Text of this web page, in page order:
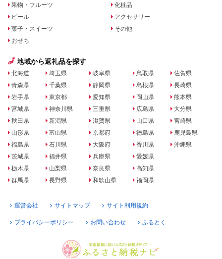
果物・フルーツ
ビール
菓子・スイーツ
おせち
化粧品
アクセサリー
その他
地域から返礼品を探す
北海道
青森県
岩手県
宮城県
秋田県
山形県
福島県
茨城県
栃木県
群馬県
埼玉県
千葉県
東京都
神奈川県
新潟県
富山県
石川県
福井県
山梨県
長野県
岐阜県
静岡県
愛知県
三重県
滋賀県
京都府
大阪府
兵庫県
奈良県
和歌山県
鳥取県
島根県
岡山県
広島県
山口県
徳島県
香川県
愛媛県
高知県
福岡県
佐賀県
長崎県
熊本県
大分県
宮崎県
鹿児島県
沖縄県
運営会社 サイトマップ サイト利用規約
プライバシーポリシー お問い合わせ ふるとく